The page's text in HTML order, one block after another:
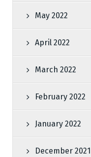
May 2022
April 2022
March 2022
February 2022
January 2022
December 2021